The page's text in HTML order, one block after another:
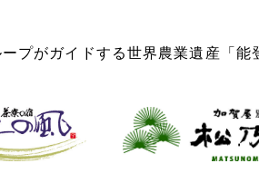
プがガイドする世界農業遺産「能